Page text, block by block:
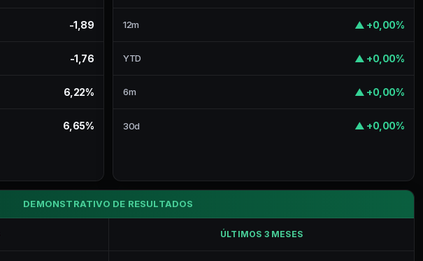
-1,89
-1,76
6,22%
6,65%
12m ▲ +0,00%
YTD ▲ +0,00%
6m ▲ +0,00%
30d ▲ +0,00%
DEMONSTRATIVO DE RESULTADOS
ÚLTIMOS 3 MESES